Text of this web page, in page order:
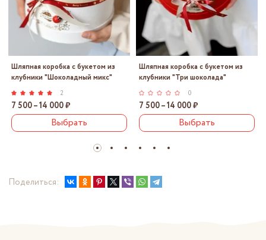
Шляпная коробка с букетом из
клубники "Шоколадный микс"
2
7 500 – 14 000 ₽
Выбрать
Шляпная коробка с букетом из
клубники "Три шоколада"
0
7 500 – 14 000 ₽
Выбрать
Поделиться: